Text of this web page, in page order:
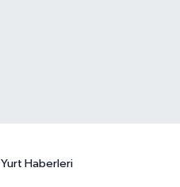
Yurt Haberleri